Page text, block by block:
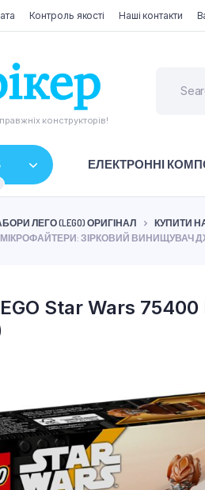
Контроль якості Наші контакти
конструкторів!
ЕЛЕКТРОННІ
ЛЕГО (LEGO) ОРИГІНАЛ
КУПИТИ
МІКРОФАЙТЕРИ: ЗІРКОВИЙ
Star Wars